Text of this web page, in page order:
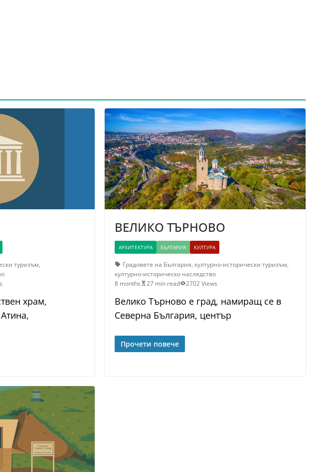
туризъм,
храм,
ВЕЛИКО ТЪРНОВО
АРХИТЕКТУРА БЪЛГАРИЯ КУЛТУРА
Градовете на България, културно-исторически туризъм,
културно-историческо наследство
8 months
27 min read 2702 Views
Велико Търново е град, намиращ се в
Северна България, център
Прочети повече